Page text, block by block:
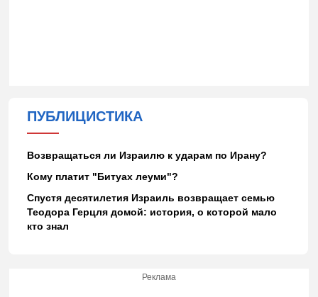
ПУБЛИЦИСТИКА
Возвращаться ли Израилю к ударам по Ирану?
Кому платит "Битуах леуми"?
Спустя десятилетия Израиль возвращает семью
Теодора Герцля домой: история, о которой мало
кто знал
Реклама